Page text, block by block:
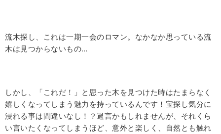
流木探し、これは一期一会のロマン。なかなか思っている流
木は見つからないもの…
しかし、「これだ！」と思った木を見つけた時はたまらなく
嬉しくなってしまう魅力を持っているんです！宝探し気分に
浸れる事は間違いなし！？過言かもしれませんが、それくら
い言いたくなってしまうほど、意外と楽しく、自然とも触れ